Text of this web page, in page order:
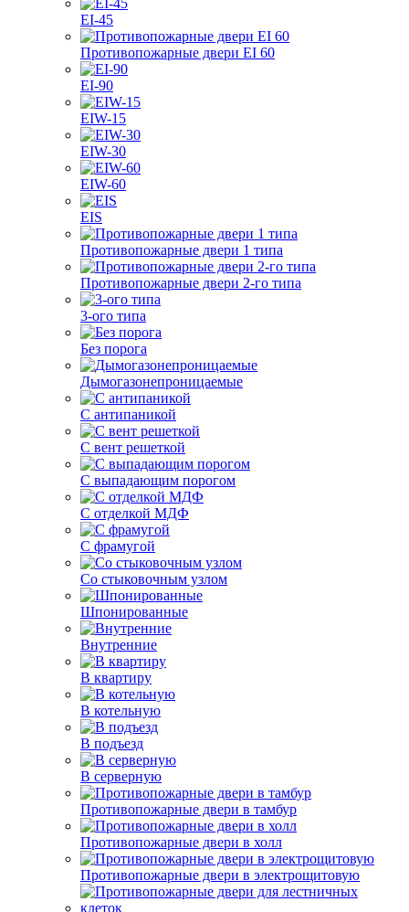
EI-45
Противопожарные двери EI 60
EI-90
EIW-15
EIW-30
EIW-60
EIS
Противопожарные двери 1 типа
Противопожарные двери 2-го типа
3-ого типа
Без порога
Дымогазонепроницаемые
С антипаникой
С вент решеткой
С выпадающим порогом
С отделкой МДФ
С фрамугой
Со стыковочным узлом
Шпонированные
Внутренние
В квартиру
В котельную
В подъезд
В серверную
Противопожарные двери в тамбур
Противопожарные двери в холл
Противопожарные двери в электрощитовую